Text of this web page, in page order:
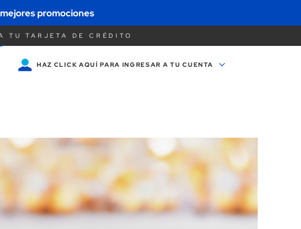
promociones
TU TARJETA DE CRÉDITO
HAZ CLICK AQUÍ PARA INGRESAR A TU CUENTA
Saltar